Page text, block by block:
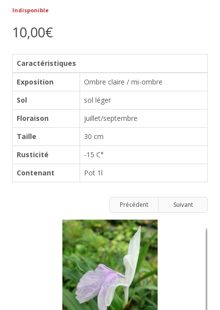
Indisponible
10,00€
Caractéristiques
Exposition
Ombre claire / mi-ombre
Sol
sol léger
Floraison
juillet/septembre
Taille
30 cm
Rusticité
-15 C°
Contenant
Pot 1l
Précédent Suivant